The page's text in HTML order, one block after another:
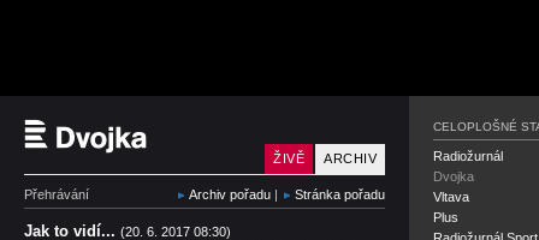
Český rozhlas Dvojka
ARCHIV
ŽIVĚ
Přehrávání Archiv pořadu | Stránka pořadu
Jak to vidí... (20. 6. 2017 08:30)
CELOPLOŠNÉ
Radiožurnál
Dvojka
Vltava
Plus